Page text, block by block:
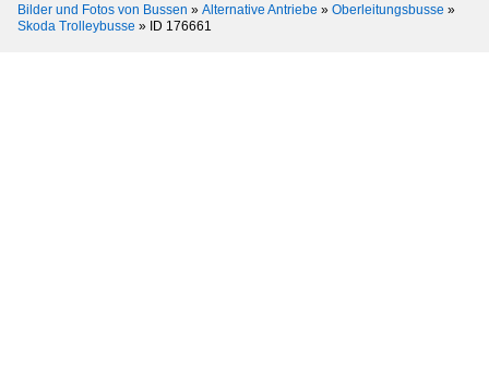
Bilder und Fotos von Bussen » Alternative Antriebe » Oberleitungsbusse »
Skoda Trolleybusse » ID 176661